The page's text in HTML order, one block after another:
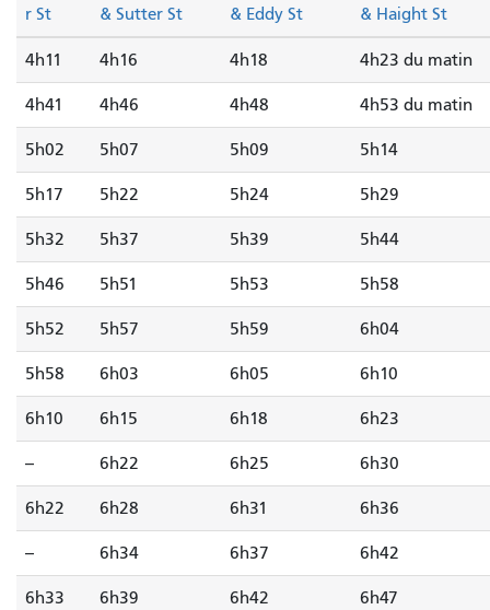
r St
& Sutter St
& Eddy St
& Haight St
4h11 4h16 4h18 4h23 du matin
4h41 4h46 4h48 4h53 du matin
5h02 5h07 5h09 5h14
5h17 5h22 5h24 5h29
5h32 5h37 5h39 5h44
5h46 5h51 5h53 5h58
5h52 5h57 5h59 6h04
5h58 6h03 6h05 6h10
6h10 6h15 6h18 6h23
-- 6h22 6h25 6h30
6h22 6h28 6h31 6h36
-- 6h34 6h37 6h42
6h33 6h39 6h42 6h47